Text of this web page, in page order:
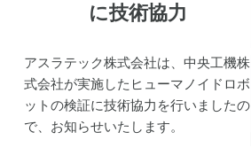
に技術協力
アスラテック株式会社は、中央工機株
式会社が実施したヒューマノイドロボ
ットの検証に技術協力を行いましたの
で、お知らせいたします。